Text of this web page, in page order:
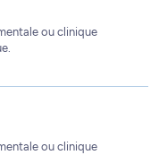
ou clinique
ou clinique